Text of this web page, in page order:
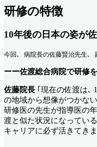
研修の特徴
10年後の日本の姿が
今回､ 病院長の佐藤賢治先生､
ーー佐渡総合病院で研修
佐藤院長 ｢現在の佐渡は､
の地域から想像がつかな
研修医の先生が指導医の
渡と似た状況になってい
キャリアに必ず活きてき